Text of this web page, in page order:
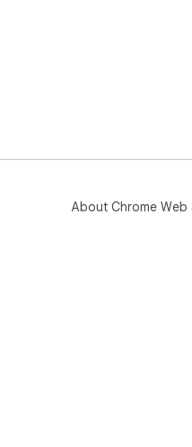
About Chrome Web